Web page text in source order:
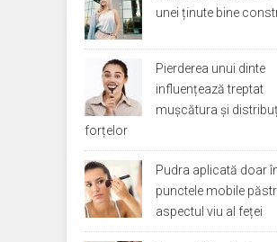
unei ținute bine
Pierderea unui dinte
influențează treptat
mușcătura și
forțelor
Pudra aplicată doar
punctele mobile
aspectul viu al feței